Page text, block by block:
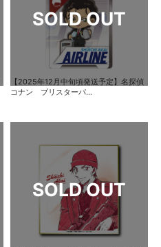
【2025年12月中旬頃発送予定】名探偵
コナン ブリスターパ...